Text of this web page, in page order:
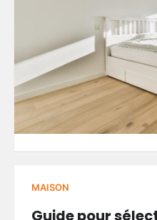
MAISON
Guide pour